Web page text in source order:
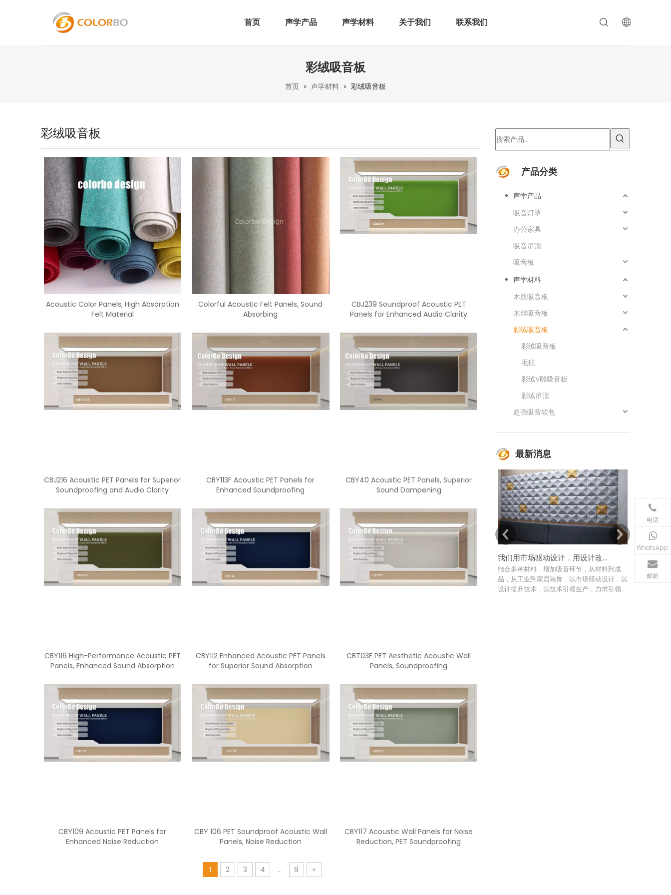
首页 声学产品 声学材料 关于我们 联系我们
彩绒吸音板
首页 » 声学材料 » 彩绒吸音板
彩绒吸音板
Acoustic Color Panels, High Absorption
Felt Material
Colorful Acoustic Felt Panels, Sound
Absorbing
CBJ239 Soundproof Acoustic PET
Panels for Enhanced Audio Clarity
CBJ216 Acoustic PET Panels for Superior
Soundproofing and Audio Clarity
CBY113F Acoustic PET Panels for
Enhanced Soundproofing
CBY40 Acoustic PET Panels, Superior
Sound Dampening
CBY116 High-Performance Acoustic PET
Panels, Enhanced Sound Absorption
CBY112 Enhanced Acoustic PET Panels
for Superior Sound Absorption
CBT03F PET Aesthetic Acoustic Wall
Panels, Soundproofing
CBY109 Acoustic PET Panels for
Enhanced Noise Reduction
CBY 106 PET Soundproof Acoustic Wall
Panels, Noise Reduction
CBY117 Acoustic Wall Panels for Noise
Reduction, PET Soundproofing
1 2 3 4 ... 9 »
产品分类
声学产品
吸音灯罩
办公家具
吸音吊顶
吸音板
声学材料
木质吸音板
木丝吸音板
彩绒吸音板
彩绒吸音板
毛毡
彩绒V雕吸音板
彩绒吊顶
超强吸音软包
最新消息
我们用市场驱动设计，用设计改进技术
结合多种材料，增加吸音环节，从材料到成
品，从工业到家居装饰，以市场驱动设计，以
设计提升技术，以技术引领生产，力求引领创
如今，
洲和太平洋
< >
电话
WhatsApp
邮箱